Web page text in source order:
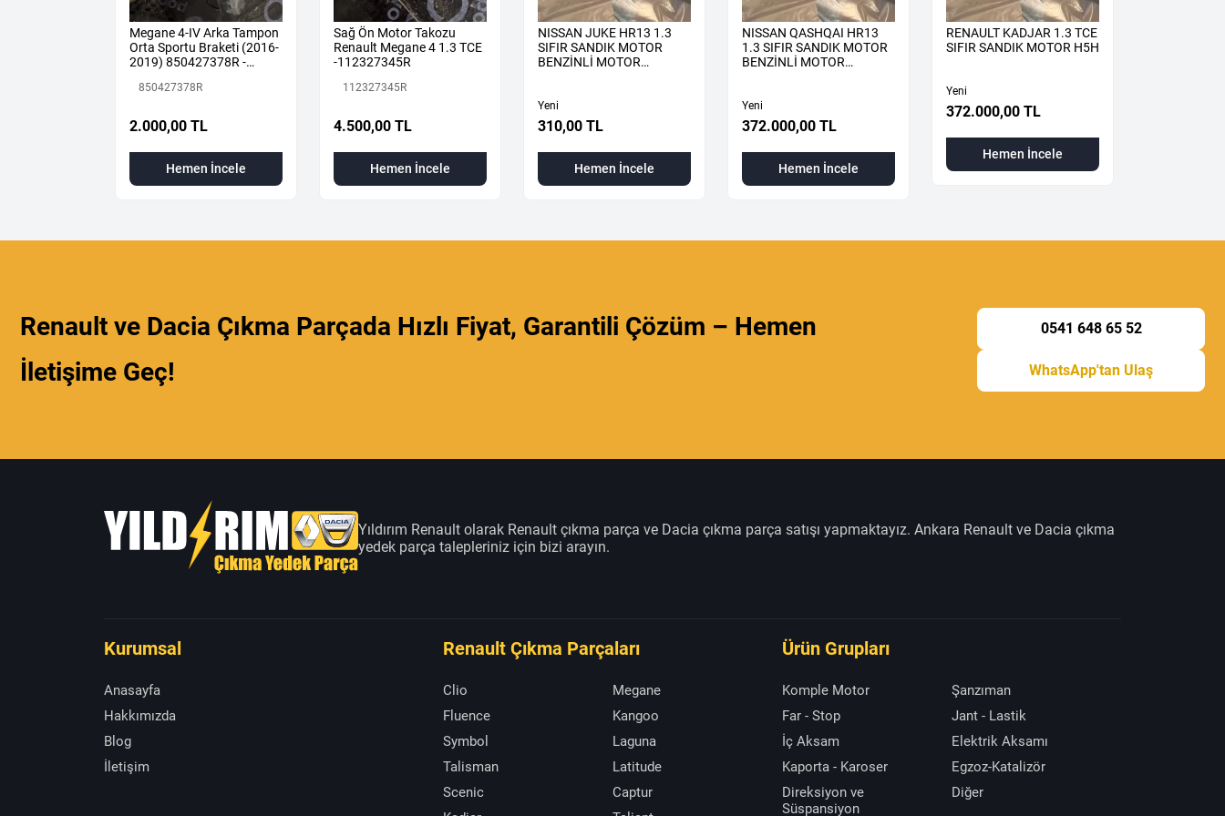
Megane 4-IV Arka Tampon
Orta Sportu Braketi (2016-
2019) 850427378R -
850427378R
2.000,00 TL
Hemen İncele
Sağ Ön Motor Takozu
Renault Megane 4 1.3 TCE
-112327345R
112327345R
4.500,00 TL
Hemen İncele
NISSAN JUKE HR13 1.3
SIFIR SANDIK MOTOR
BENZİNLİ MOTOR
Yeni
310,00 TL
Hemen İncele
NISSAN QASHQAI HR13
1.3 SIFIR SANDIK MOTOR
BENZİNLİ MOTOR
Yeni
372.000,00 TL
Hemen İncele
RENAULT KADJAR 1.3 TCE
SIFIR SANDIK MOTOR H5H
Yeni
372.000,00 TL
Hemen İncele
Renault ve Dacia Çıkma Parçada Hızlı Fiyat, Garantili Çözüm – Hemen
İletişime Geç!
0541 648 65 52
WhatsApp'tan Ulaş
Yıldırım Renault olarak Renault çıkma parça ve Dacia çıkma parça satışı yapmaktayız. Ankara Renault ve Dacia çıkma
yedek parça talepleriniz için bizi arayın.
Kurumsal
Anasayfa
Hakkımızda
Blog
İletişim
Renault Çıkma Parçaları
Clio
Megane
Fluence
Kangoo
Symbol
Laguna
Talisman
Latitude
Scenic
Captur
Ürün Grupları
Komple Motor
Şanzıman
Far - Stop
Jant - Lastik
İç Aksam
Elektrik Aksamı
Kaporta - Karoser
Egzoz-Katalizör
Direksiyon ve
Süspansiyon
Diğer